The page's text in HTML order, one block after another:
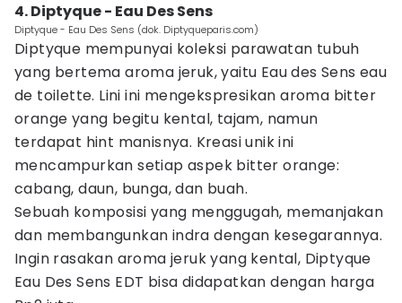
4. Diptyque - Eau Des Sens
Diptyque - Eau Des Sens (dok. Diptyqueparis.com)
Diptyque mempunyai koleksi parawatan tubuh
yang bertema aroma jeruk, yaitu Eau des Sens eau
de toilette. Lini ini mengekspresikan aroma bitter
orange yang begitu kental, tajam, namun
terdapat hint manisnya. Kreasi unik ini
mencampurkan setiap aspek bitter orange:
cabang, daun, bunga, dan buah.
Sebuah komposisi yang menggugah, memanjakan
dan membangunkan indra dengan kesegarannya.
Ingin rasakan aroma jeruk yang kental, Diptyque
Eau Des Sens EDT bisa didapatkan dengan harga